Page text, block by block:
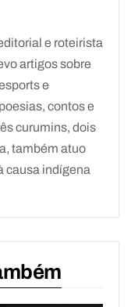
e roteirista
artigos sobre
e
contos e
curumins, dois
também atuo
causa indígena